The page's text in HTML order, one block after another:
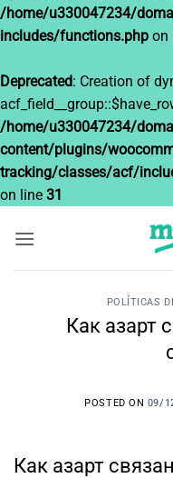
/home/u330047234/
includes/functions.php on
Deprecated: Creation of
/home/u330047234/
content/plugins/
tracking/classes/acf/
on line 31
POLÍTICAS
Как азарт
POSTED ON 09/
Как азарт